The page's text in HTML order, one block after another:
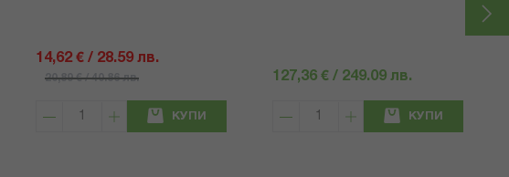
14,62 € / 28.59 лв.
20,89 € / 40.86 лв.
КУПИ
127,36 € / 249.09 лв.
КУПИ